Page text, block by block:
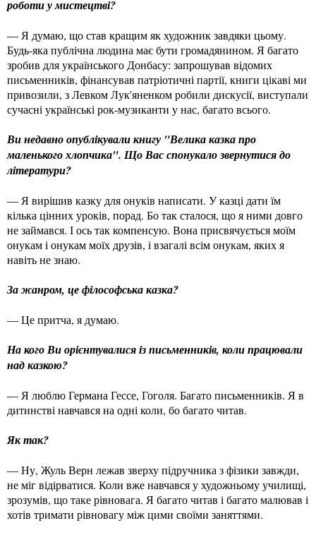
роботи у мистецтві?
— Я думаю, що став кращим як художник завдяки цьому.
Будь-яка публічна людина має бути громадянином. Я багато
зробив для українського Донбасу: запрошував відомих
письменників, фінансував патріотичні партії, книги цікаві ми
привозили, з Левком Лук'яненком робили дискусії, виступали
сучасні українські рок-музиканти у нас, багато всього.
Ви недавно опублікували книгу "Велика казка про
маленького хлопчика". Що Вас спонукало звернутися до
літератури?
— Я вирішив казку для онуків написати. У казці дати їм
кілька цінних уроків, порад. Бо так сталося, що я ними довго
не займався. І ось так компенсую. Вона присвячується моїм
онукам і онукам моїх друзів, і взагалі всім онукам, яких я
навіть не знаю.
За жанром, це філософська казка?
— Це притча, я думаю.
На кого Ви орієнтувалися із письменників, коли працювали
над казкою?
— Я люблю Германа Гессе, Гоголя. Багато письменників. Я в
дитинстві навчався на одні коли, бо багато читав.
Як так?
— Ну, Жуль Верн лежав зверху підручника з фізики завжди,
не міг відірватися. Коли вже навчався у художньому училищі,
зрозумів, що таке рівновага. Я багато читав і багато малював і
хотів тримати рівновагу між цими своїми заняттями.